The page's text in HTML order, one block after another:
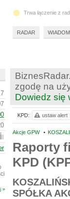
zgodę na
Dowiedz się
Akcje GPW •
Raporty
KPD
SPÓŁKA
KPD: ustaw alert
28
»
Trwa łączenie z
RADAR